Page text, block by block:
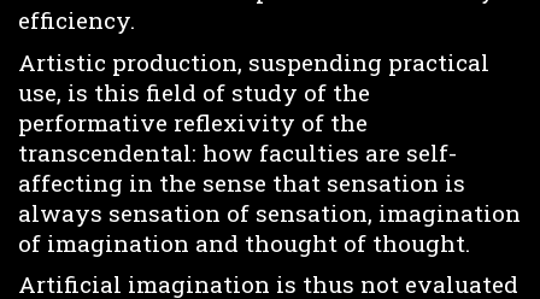
efficiency.
Artistic production, suspending practical
use, is this field of study of the
performative reflexivity of the
transcendental: how faculties are self-
affecting in the sense that sensation is
always sensation of sensation, imagination
of imagination and thought of thought.
Artificial imagination is thus not evaluated